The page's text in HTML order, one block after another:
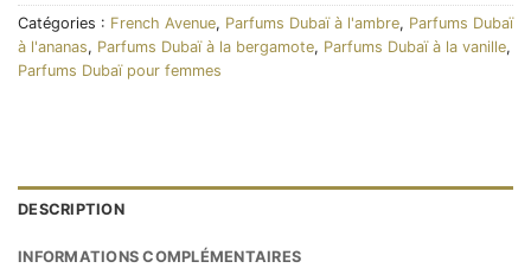
Catégories : French Avenue, Parfums Dubaï à l'ambre, Parfums Dubaï
à l'ananas, Parfums Dubaï à la bergamote, Parfums Dubaï à la vanille,
Parfums Dubaï pour femmes
DESCRIPTION
INFORMATIONS COMPLÉMENTAIRES